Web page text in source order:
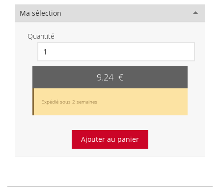
Ma sélection
Quantité
9.24 €
Expédié sous 2 semaines